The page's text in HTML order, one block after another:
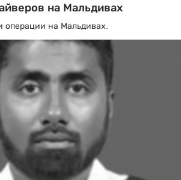
на Мальдивах
операции на Мальдивах.